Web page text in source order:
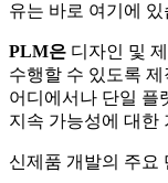
유는 바로 여기에 있
PLM은 디자인 및
수행할 수 있도록
어디에서나 단일 플
지속 가능성에 대한
신제품 개발의 주요